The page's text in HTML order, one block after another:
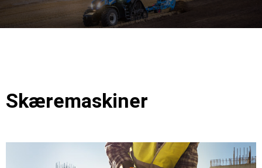
Skæremaskiner